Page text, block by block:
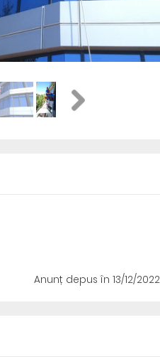
Anunț depus în 13/12/2022